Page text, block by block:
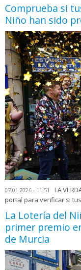
Comprueba si
Niño han sido
07.01.2026 - 11:51
LA
portal para verificar si
La Lotería del
primer premio
de Murcia